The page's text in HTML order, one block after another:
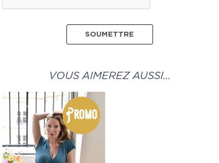
VOUS AIMEREZ AUSSI…
Promo